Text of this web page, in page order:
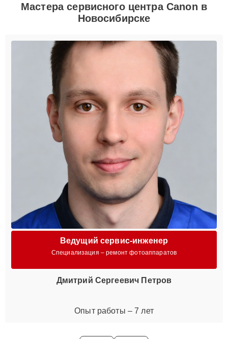
Мастера сервисного центра Canon в
Новосибирске
Ведущий сервис-инженер
Специализация – ремонт фотоаппаратов
Дмитрий Сергеевич Петров
Опыт работы – 7 лет